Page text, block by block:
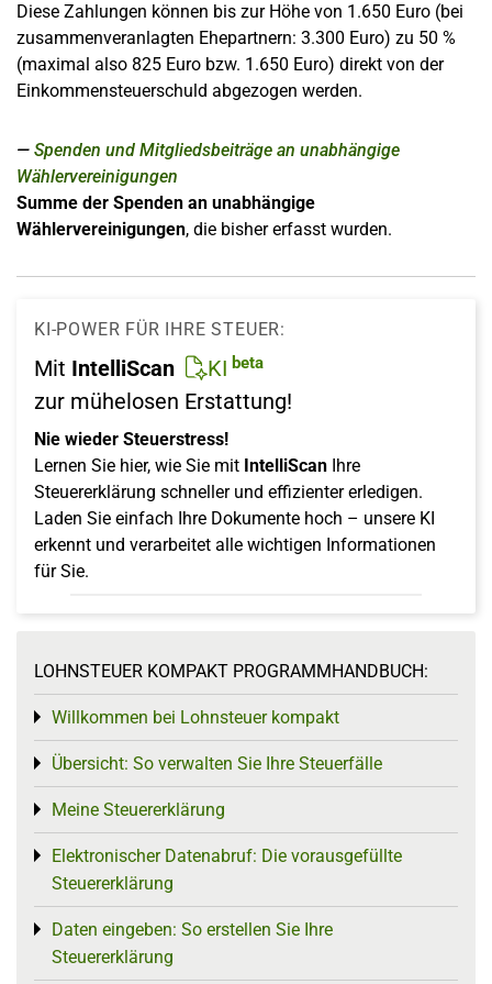
Diese Zahlungen können bis zur Höhe von 1.650 Euro (bei
zusammenveranlagten Ehepartnern: 3.300 Euro) zu 50 %
(maximal also 825 Euro bzw. 1.650 Euro) direkt von der
Einkommensteuerschuld abgezogen werden.
Spenden und Mitgliedsbeiträge an unabhängige
Wählervereinigungen
Summe der Spenden an unabhängige
Wählervereinigungen, die bisher erfasst wurden.
KI-POWER FÜR IHRE STEUER:
Mit IntelliScan KI beta
zur mühelosen Erstattung!
Nie wieder Steuerstress!
Lernen Sie hier, wie Sie mit IntelliScan Ihre
Steuererklärung schneller und effizienter erledigen.
Laden Sie einfach Ihre Dokumente hoch – unsere KI
erkennt und verarbeitet alle wichtigen Informationen
für Sie.
LOHNSTEUER KOMPAKT PROGRAMMHANDBUCH:
Willkommen bei Lohnsteuer kompakt
Toggle menu
Übersicht: So verwalten Sie Ihre Steuerfälle
Toggle menu
Meine Steuererklärung
Toggle menu
Elektronischer Datenabruf: Die vorausgefüllte
Steuererklärung
Toggle menu
Daten eingeben: So erstellen Sie Ihre
Steuererklärung
Toggle menu